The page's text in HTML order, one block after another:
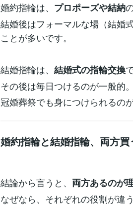
婚約指輪は、 プロポーズや結納
結婚後はフォーマルな場（結婚
ことが多いです。
結婚指輪は、 結婚式の指輪交換
その後は毎日つけるのが一般的。
冠婚葬祭でも身につけられるの
婚約指輪と結婚指輪、両方買
結論から言うと、 両方あるのが
なぜなら、それぞれの役割が違